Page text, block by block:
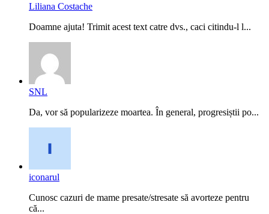
Liliana Costache
Doamne ajuta! Trimit acest text catre dvs., caci citindu-l l...
SNL
Da, vor să popularizeze moartea. În general, progresiștii po...
iconarul
Cunosc cazuri de mame presate/stresate să avorteze pentru
că...